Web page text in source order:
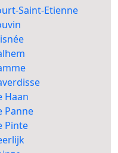
Saint-Etienne
Haan
Panne
Pinte